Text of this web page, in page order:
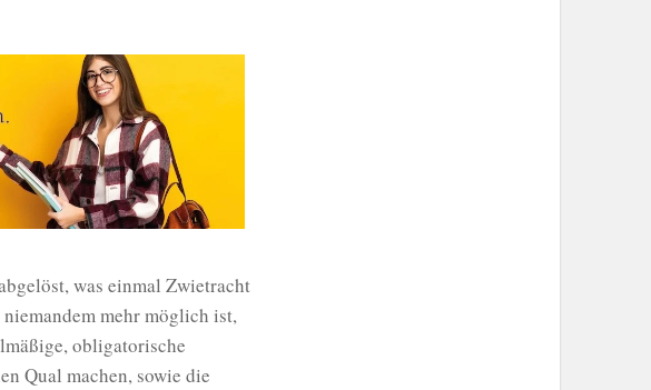
was einmal Zwietracht
mehr möglich ist,
obligatorische
Qual machen, sowie die